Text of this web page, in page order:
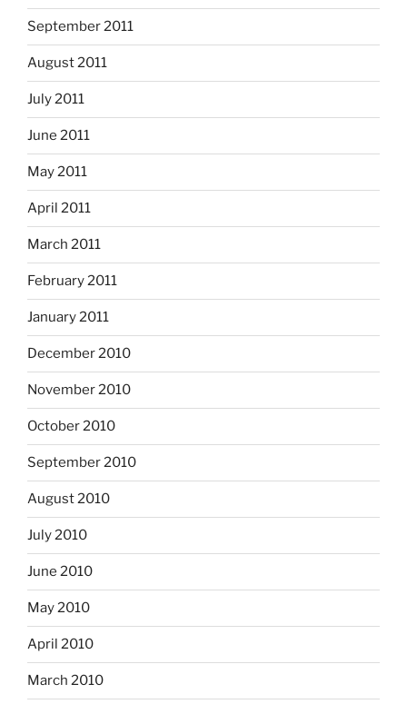
September 2011
August 2011
July 2011
June 2011
May 2011
April 2011
March 2011
February 2011
January 2011
December 2010
November 2010
October 2010
September 2010
August 2010
July 2010
June 2010
May 2010
April 2010
March 2010